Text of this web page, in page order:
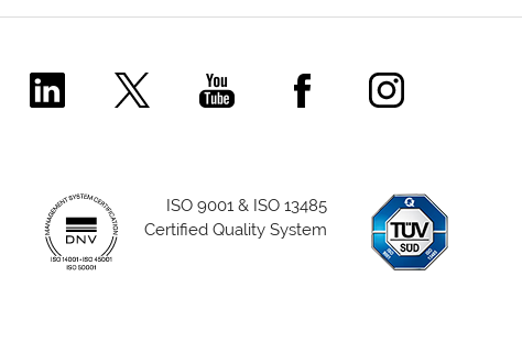
Comecer Linkedin Page
Comecer X PageComecer Youtube Channel
Comecer Facebook
Comecer
ISO 9001 & ISO 13485
Certified Quality System